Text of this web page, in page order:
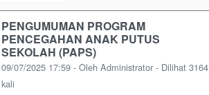
PENGUMUMAN PROGRAM
PENCEGAHAN ANAK PUTUS
SEKOLAH (PAPS)
09/07/2025 17:59 - Oleh Administrator - Dilihat 3164
kali